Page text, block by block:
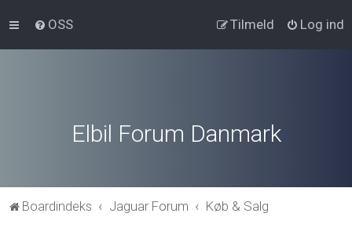
OSS Log ind
Tilmeld
Elbil Forum Danmark
Boardindeks Jaguar Forum Køb & Salg